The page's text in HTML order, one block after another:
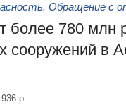
Обращение с
более 780 млн
сооружений в
р